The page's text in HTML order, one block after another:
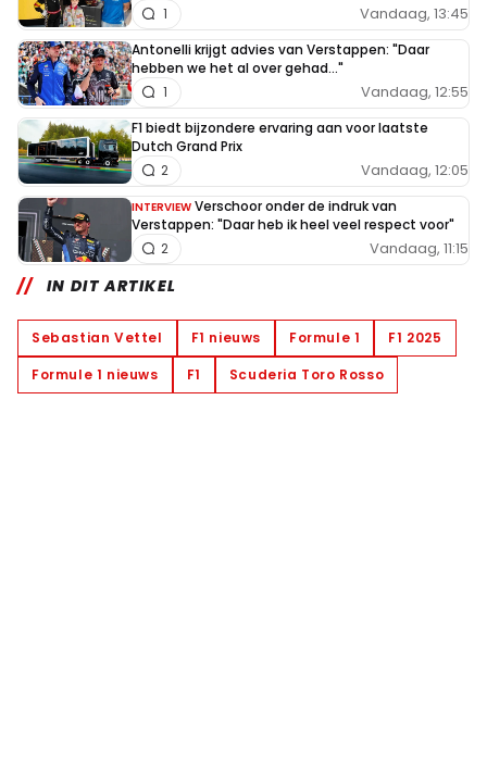
Vandaag, 13:45
1
Antonelli krijgt advies van Verstappen: "Daar
hebben we het al over gehad..."
Vandaag, 12:55
1
F1 biedt bijzondere ervaring aan voor laatste
Dutch Grand Prix
Vandaag, 12:05
2
INTERVIEW Verschoor onder de indruk van
Verstappen: "Daar heb ik heel veel respect voor"
Vandaag, 11:15
2
IN DIT ARTIKEL
Sebastian Vettel F1 nieuws Formule 1
F1 2025
Formule 1 nieuws
F1 Scuderia Toro Rosso